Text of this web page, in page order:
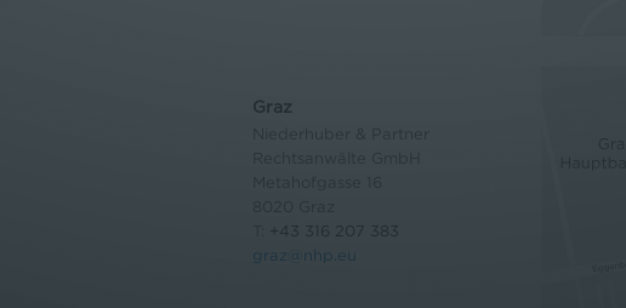
Graz
+43 316 207 383
graz@nhp.eu